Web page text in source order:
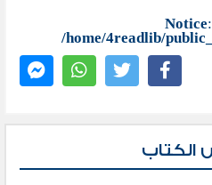
Notice
/home/4readlib/
الكتاب